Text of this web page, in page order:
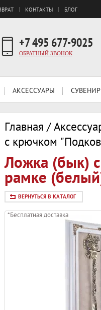
КОНТАКТЫ БЛОГ
+7 495 677-9025
ОБРАТНЫЙ ЗВОНОК
АКСЕССУАРЫ
Главная /
с крючком
Ложка (бык)
рамке
ВЕРНУТЬСЯ В КАТАЛОГ
*Бесплатная доставка